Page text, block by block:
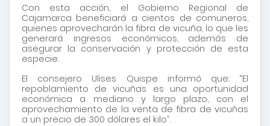
Con esta acción, el Gobierno Regional de
Cajamarca beneficiará a cientos de comuneros,
quienes aprovecharán la fibra de vicuña, lo que les
generará ingresos económicos, además de
asegurar la conservación y protección de esta
especie.
El consejero Ulises Quispe informó que: “El
repoblamiento de vicuñas es una oportunidad
económica a mediano y largo plazo, con el
aprovechamiento de la venta de fibra de vicuñas
a un precio de 300 dólares el kilo”.